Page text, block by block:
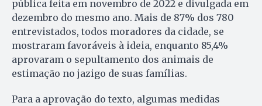
pública feita em novembro de 2022 e divulgada em
dezembro do mesmo ano. Mais de 87% dos 780
entrevistados, todos moradores da cidade, se
mostraram favoráveis à ideia, enquanto 85,4%
aprovaram o sepultamento dos animais de
estimação no jazigo de suas famílias.
Para a aprovação do texto, algumas medidas